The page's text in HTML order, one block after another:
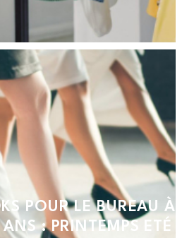
POUR LE BUREAU À
: PRINTEMPS ETÉ